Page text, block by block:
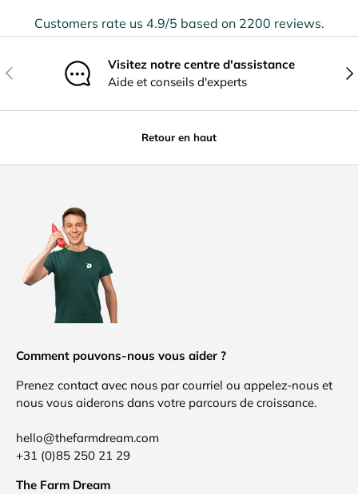
Customers rate us 4.9/5 based on 2200 reviews.
Précédent
Visitez notre centre d'assistance
Aide et conseils d'experts
Retour en haut
Comment pouvons-nous vous aider ?
Prenez contact avec nous par courriel ou appelez-nous et
nous vous aiderons dans votre parcours de croissance.
hello@thefarmdream.com
+31 (0)85 250 21 29
The Farm Dream